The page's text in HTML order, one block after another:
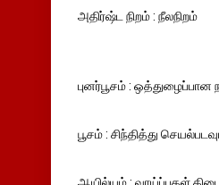
அதிர்ஷ்ட நிறம் : நீலநிறம்
புனர்பூசம் : ஒத்துழைப்பான
பூசம் : சிந்தித்து